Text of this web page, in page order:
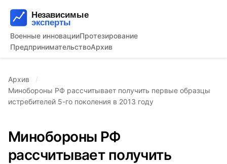
Военные инновацииПротезирование
ПредпринимательствоАрхив
Архив
Минобороны РФ рассчитывает получить первые образцы
истребителей 5-го поколения в 2013 году
Минобороны РФ
рассчитывает получить